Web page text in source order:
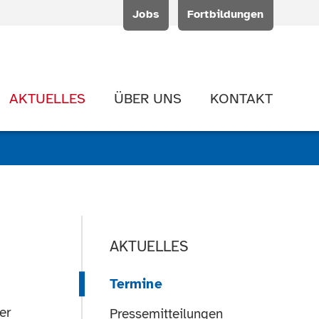
Jobs Fortbildungen
AKTUELLES ÜBER UNS KONTAKT
AKTUELLES
Termine
Pressemitteilungen